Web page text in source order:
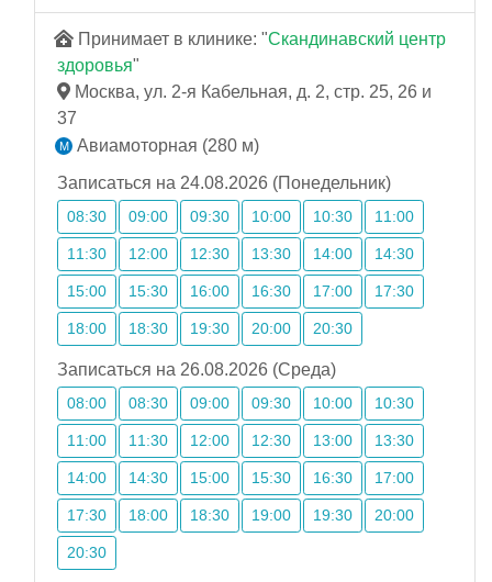
Принимает в клинике: "Скандинавский центр
здоровья"
Москва, ул. 2-я Кабельная, д. 2, стр. 25, 26 и
37
Авиамоторная (280 м)
Записаться на 24.08.2026 (Понедельник)
08:30 09:00 09:30 10:00 10:30 11:00
11:30 12:00 12:30 13:30 14:00 14:30
15:00 15:30 16:00 16:30 17:00 17:30
18:00 18:30 19:30 20:00 20:30
Записаться на 26.08.2026 (Среда)
08:00 08:30 09:00 09:30 10:00 10:30
11:00 11:30 12:00 12:30 13:00 13:30
14:00 14:30 15:00 15:30 16:30 17:00
17:30 18:00 18:30 19:00 19:30 20:00
20:30